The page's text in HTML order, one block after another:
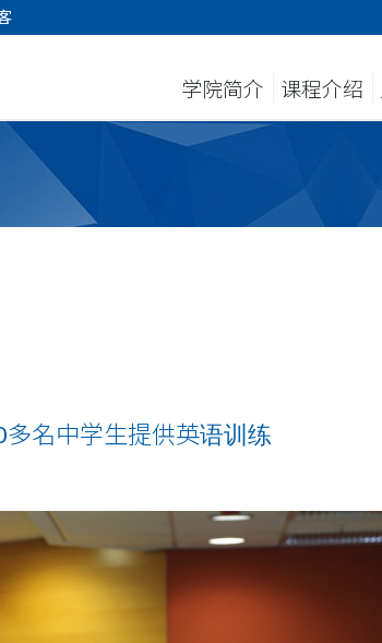
学院简介 课程介绍
名中学生提供英语训练